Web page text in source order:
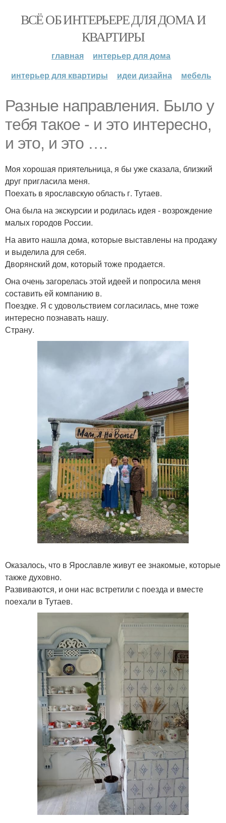
ВСЁ ОБ ИНТЕРЬЕРЕ ДЛЯ ДОМА И
КВАРТИРЫ
главная
интерьер для дома
интерьер для квартиры
идеи дизайна мебель
Разные направления. Было у
тебя такое - и это интересно,
и это, и это ….
Моя хорошая приятельница, я бы уже сказала, близкий
друг пригласила меня.
Поехать в ярославскую область г. Тутаев.
Она была на экскурсии и родилась идея - возрождение
малых городов России.
На авито нашла дома, которые выставлены на продажу
и выделила для себя.
Дворянский дом, который тоже продается.
Она очень загорелась этой идеей и попросила меня
составить ей компанию в.
Поездке. Я с удовольствием согласилась, мне тоже
интересно познавать нашу.
Страну.
Оказалось, что в Ярославле живут ее знакомые, которые
также духовно.
Развиваются, и они нас встретили с поезда и вместе
поехали в Тутаев.